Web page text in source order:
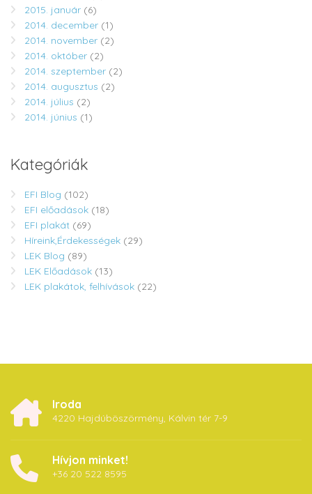
2015. január (6)
2014. december (1)
2014. november (2)
2014. október (2)
2014. szeptember (2)
2014. augusztus (2)
2014. július (2)
2014. június (1)
Kategóriák
EFI Blog (102)
EFI előadások (18)
EFI plakát (69)
Híreink,Érdekességek (29)
LEK Blog (89)
LEK Előadások (13)
LEK plakátok, felhívások (22)
Iroda
4220 Hajdúböszörmény, Kálvin tér 7-9
Hívjon minket!
+36 20 522 8595